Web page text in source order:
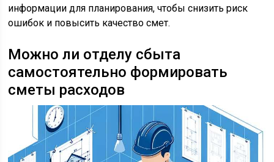
информации для планирования, чтобы снизить риск
ошибок и повысить качество смет.
Можно ли отделу сбыта
самостоятельно формировать
сметы расходов